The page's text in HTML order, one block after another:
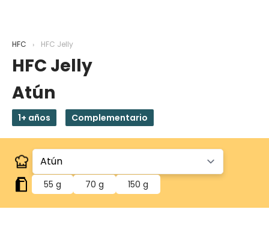
HFC HFC Jelly
HFC Jelly
Atún
1+ años Complementario
55 g 70 g 150 g